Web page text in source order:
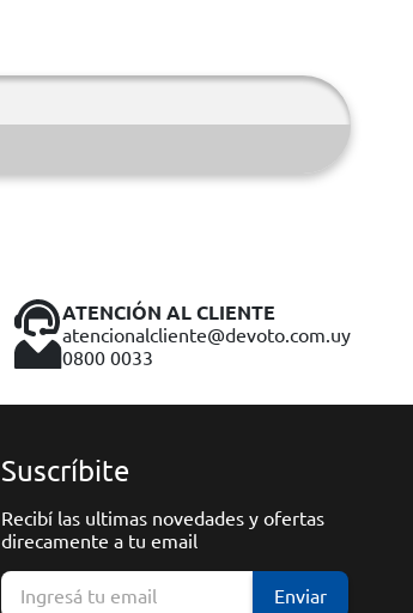
ATENCIÓN AL CLIENTE
atencionalcliente@devoto.com.uy
0800 0033
Suscríbite
Recibí las ultimas novedades y ofertas
direcamente a tu email
Enviar